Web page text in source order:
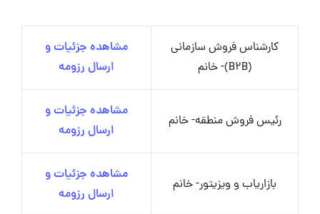
کارشناس فروش سازمانی
(B2B)- خانم
مشاهده جزئیات و
ارسال رزومه
رئیس فروش منطقه- خانم
مشاهده جزئیات و
ارسال رزومه
بازاریاب و ویزیتور- خانم
مشاهده جزئیات و
ارسال رزومه